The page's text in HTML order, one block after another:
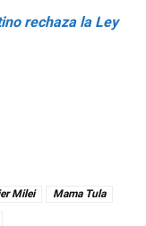
rechaza la Ley
Milei
Mama Tula